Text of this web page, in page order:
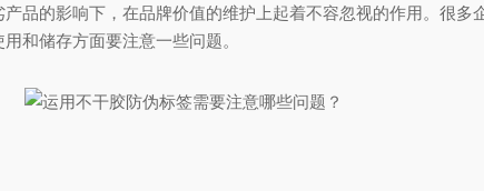
品的影响下，在品牌价值的维护上起着不容忽视的作用。很
和储存方面要注意一些问题。